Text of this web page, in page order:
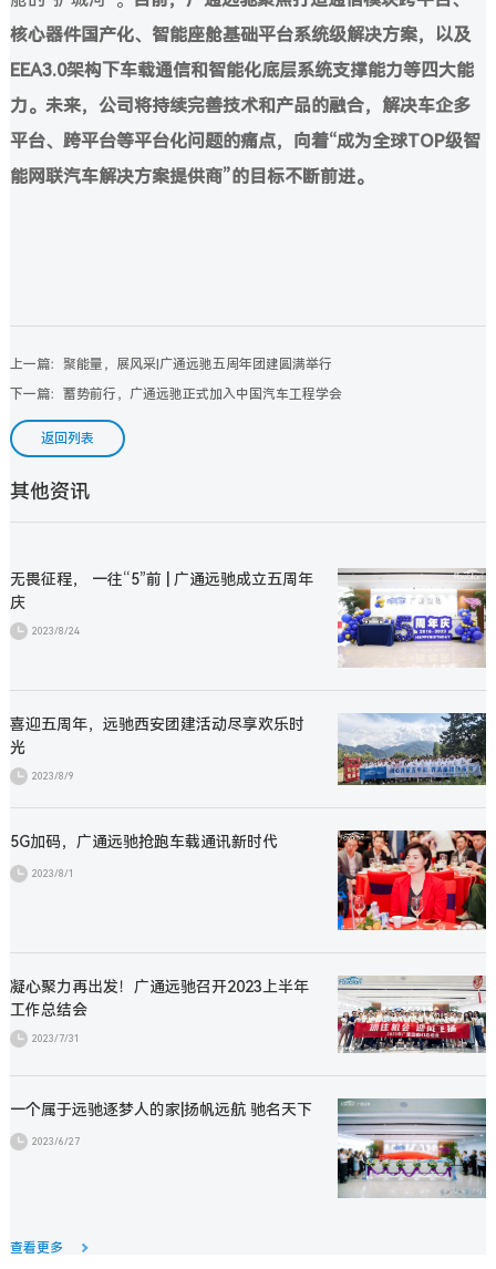
核心器件国产化、智能座舱基础平台系统级解决方案，以及
EEA3.0架构下车载通信和智能化底层系统支撑能力等四大能
力。未来，公司将持续完善技术和产品的融合，解决车企多
平台、跨平台等平台化问题的痛点，向着“成为全球TOP级智
能网联汽车解决方案提供商”的目标不断前进。
上一篇：聚能量，展风采|广通远驰五周年团建圆满举行
下一篇：蓄势前行，广通远驰正式加入中国汽车工程学会
返回列表
其他资讯
无畏征程， 一往“5”前 | 广通远驰成立五周年
庆
2023/8/24
喜迎五周年，远驰西安团建活动尽享欢乐时
光
2023/8/9
5G加码，广通远驰抢跑车载通讯新时代
2023/8/1
凝心聚力再出发！广通远驰召开2023上半年
工作总结会
2023/7/31
一个属于远驰逐梦人的家|扬帆远航 驰名天下
2023/6/27
查看更多